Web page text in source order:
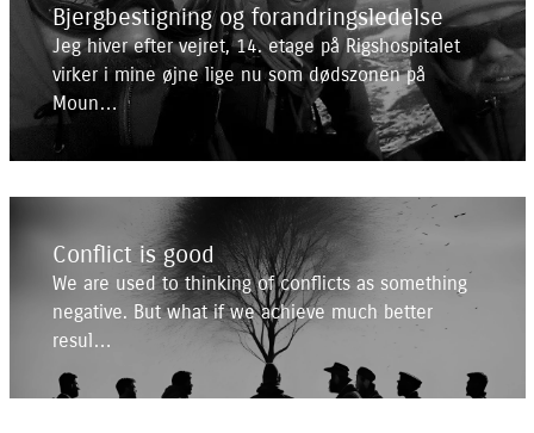
Bjergbestigning og forandringsledelse
Jeg hiver efter vejret, 14. etage på Rigshospitalet
virker i mine øjne lige nu som dødszonen på
Moun…
Conflict is good
We are used to thinking of conflicts as something
negative. But what if we achieve much better
resul…